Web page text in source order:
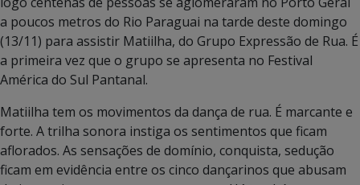
a poucos metros do Rio Paraguai na tarde deste domingo
(13/11) para assistir Matiilha, do Grupo Expressão de Rua. É
a primeira vez que o grupo se apresenta no Festival
América do Sul Pantanal.
Matiilha tem os movimentos da dança de rua. É marcante e
forte. A trilha sonora instiga os sentimentos que ficam
aflorados. As sensações de domínio, conquista, sedução
ficam em evidência entre os cinco dançarinos que abusam